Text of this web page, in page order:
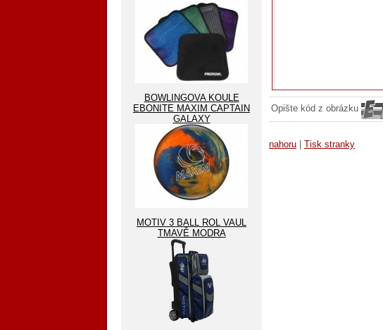
Opište kód z obrázku
nahoru Tisk stranky
BOWLINGOVA KOULE
EBONITE MAXIM CAPTAIN
GALAXY
MOTIV 3 BALL ROL VAUL
TMAVĚ MODRA